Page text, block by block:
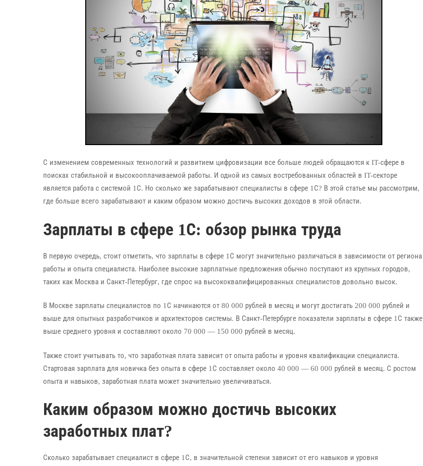
С изменением современных технологий и развитием цифровизации все больше людей обращаются к IT-сфере в
поисках стабильной и высокооплачиваемой работы. И одной из самых востребованных областей в IT-секторе
является работа с системой 1С. Но сколько же зарабатывают специалисты в сфере 1С? В этой статье мы рассмотрим,
где больше всего зарабатывают и каким образом можно достичь высоких доходов в этой области.
Зарплаты в сфере 1С: обзор рынка труда
В первую очередь, стоит отметить, что зарплаты в сфере 1С могут значительно различаться в зависимости от региона
работы и опыта специалиста. Наиболее высокие зарплатные предложения обычно поступают из крупных городов,
таких как Москва и Санкт-Петербург, где спрос на высококвалифицированных специалистов довольно высок.
В Москве зарплаты специалистов по 1С начинаются от 80 000 рублей в месяц и могут достигать 200 000 рублей и
выше для опытных разработчиков и архитекторов системы. В Санкт-Петербурге показатели зарплаты в сфере 1С также
выше среднего уровня и составляют около 70 000 — 150 000 рублей в месяц.
Также стоит учитывать то, что заработная плата зависит от опыта работы и уровня квалификации специалиста.
Стартовая зарплата для новичка без опыта в сфере 1С составляет около 40 000 — 60 000 рублей в месяц. С ростом
опыта и навыков, заработная плата может значительно увеличиваться.
Каким образом можно достичь высоких
заработных плат?
Сколько зарабатывает специалист в сфере 1С, в значительной степени зависит от его навыков и уровня